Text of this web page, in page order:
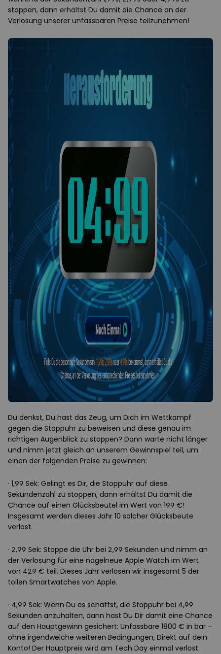
stoppen, dann erhältst Du damit die Chance an der
Verlosung unserer unfassbaren Preise teilzunehmen!
Du denkst, Du hast das Zeug, um Dich im Wettkampf
gegen die Stoppuhr zu beweisen und diese genau im
richtigen Augenblick zu stoppen? Dann warte nicht länger
und nimm jetzt gleich an unserem Gewinnspiel teil, um
einen der folgenden Preise zu gewinnen:
· 1,99 Sek: Gelingt es Dir, die Stoppuhr auf diese
Sekundenzahl zu stoppen, dann erhältst Du damit die
Chance auf einen Glücksbeutel im Wert von 199 €!
Insgesamt werden dieses Jahr 10 solcher Glücksbeute
verlost.
· 2,99 Sek: Stoppe die Uhr bei 2,99 Sekunden und nimm an
der Verlosung für eine nagelneue Apple Watch im Wert
von 429 € teil. Dieses Jahr verlosen wir insgesamt 5 der
tollen Smartwatches von Apple.
· 4,99 Sek: Wenn Du es schaffst, die Stoppuhr bei 4,99
Sekunden anzuhalten, dann hast Du Dir damit eine Chance
auf den Hauptgewinn gesichert: Unfassbare 1800 € in bar –
ohne irgendwelche weiteren Bedingungen, Direkt auf dein
Konto! Der Hauptpreis wird am Tech Day einmal verlost.